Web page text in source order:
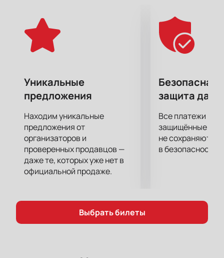
Уникальные
предложения
Находим уникальные
предложения от
организаторов и
проверенных продавцов —
даже те, которых уже нет в
официальной продаже.
Безопасная
защита
Все платежи
защищённые
не сохраняются
в безопасности.
Выбрать билеты